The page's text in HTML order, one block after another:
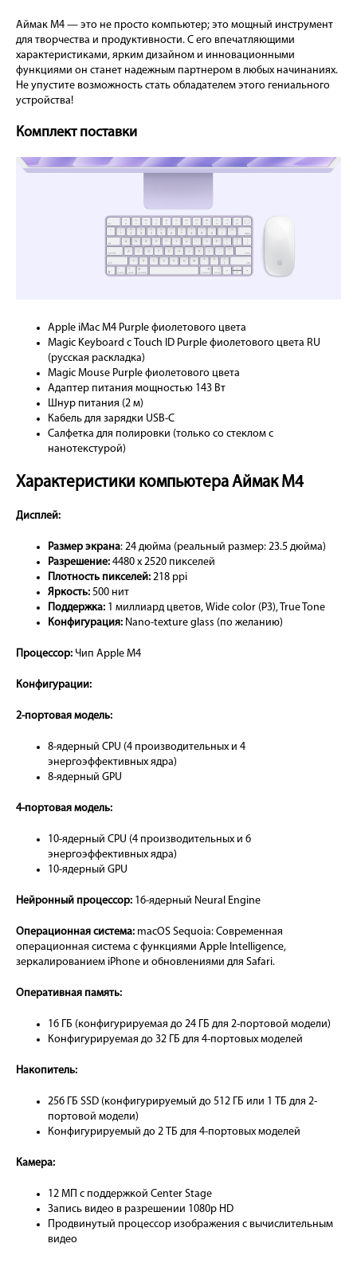
Аймак М4 — это не просто компьютер; это мощный инструмент
для творчества и продуктивности. С его впечатляющими
характеристиками, ярким дизайном и инновационными
функциями он станет надежным партнером в любых начинаниях.
Не упустите возможность стать обладателем этого гениального
устройства!
Комплект поставки
Apple iMac M4 Purple фиолетового цвета
Magic Keyboard с Touch ID Purple фиолетового цвета RU
(русская раскладка)
Magic Mouse Purple фиолетового цвета
Адаптер питания мощностью 143 Вт
Шнур питания (2 м)
Кабель для зарядки USB-C
Салфетка для полировки (только со стеклом с
нанотекстурой)
Характеристики компьютера Аймак М4
Дисплей:
Размер экрана: 24 дюйма (реальный размер: 23.5 дюйма)
Разрешение: 4480 x 2520 пикселей
Плотность пикселей: 218 ppi
Яркость: 500 нит
Поддержка: 1 миллиард цветов, Wide color (P3), True Tone
Конфигурация: Nano-texture glass (по желанию)
Процессор: Чип Apple M4
Конфигурации:
2-портовая модель:
8-ядерный CPU (4 производительных и 4
энергоэффективных ядра)
8-ядерный GPU
4-портовая модель:
10-ядерный CPU (4 производительных и 6
энергоэффективных ядра)
10-ядерный GPU
Нейронный процессор: 16-ядерный Neural Engine
Операционная система: macOS Sequoia: Современная
операционная система с функциями Apple Intelligence,
зеркалированием iPhone и обновлениями для Safari.
Оперативная память:
16 ГБ (конфигурируемая до 24 ГБ для 2-портовой модели)
Конфигурируемая до 32 ГБ для 4-портовых моделей
Накопитель:
256 ГБ SSD (конфигурируемый до 512 ГБ или 1 ТБ для 2-
портовой модели)
Конфигурируемый до 2 ТБ для 4-портовых моделей
Камера:
12 МП с поддержкой Center Stage
Запись видео в разрешении 1080p HD
Продвинутый процессор изображения с вычислительным
видео